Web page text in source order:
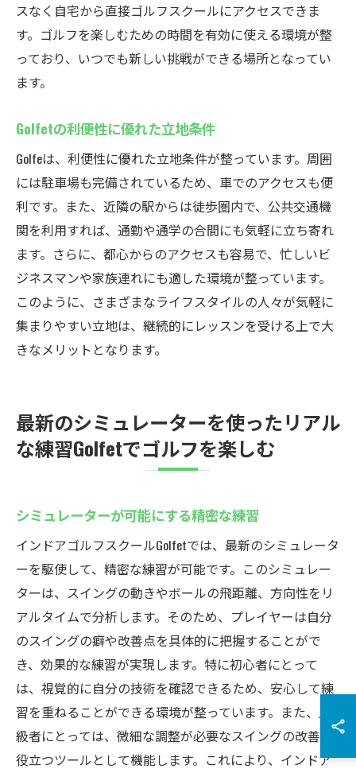
スなく自宅から直接ゴルフスクールにアクセスできま
す。ゴルフを楽しむための時間を有効に使える環境が整
っており、いつでも新しい挑戦ができる場所となってい
ます。
Golfetの利便性に優れた立地条件
Golfeは、利便性に優れた立地条件が整っています。周囲
には駐車場も完備されているため、車でのアクセスも便
利です。また、近隣の駅からは徒歩圏内で、公共交通機
関を利用すれば、通勤や通学の合間にも気軽に立ち寄れ
ます。さらに、都心からのアクセスも容易で、忙しいビ
ジネスマンや家族連れにも適した環境が整っています。
このように、さまざまなライフスタイルの人々が気軽に
集まりやすい立地は、継続的にレッスンを受ける上で大
きなメリットとなります。
最新のシミュレーターを使ったリアル
な練習Golfetでゴルフを楽しむ
シミュレーターが可能にする精密な練習
インドアゴルフスクールGolfetでは、最新のシミュレータ
ーを駆使して、精密な練習が可能です。このシミュレー
ターは、スイングの動きやボールの飛距離、方向性をリ
アルタイムで分析します。そのため、プレイヤーは自分
のスイングの癖や改善点を具体的に把握することがで
き、効果的な練習が実現します。特に初心者にとって
は、視覚的に自分の技術を確認できるため、安心して練
習を重ねることができる環境が整っています。また、上
級者にとっては、微細な調整が必要なスイングの改善に
役立つツールとして機能します。これにより、インドア